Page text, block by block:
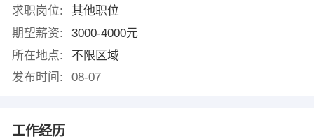
求职岗位:
其他职位
期望薪资:
3000-4000元
所在地点:
不限区域
发布时间:
08-07
工作经历